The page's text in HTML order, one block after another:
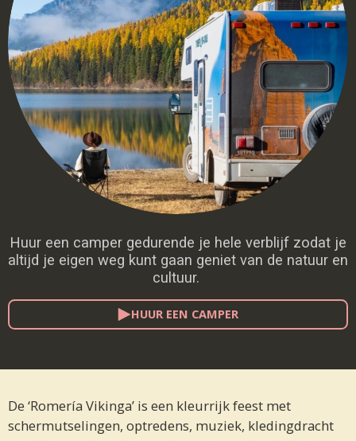
Huur een camper gedurende je hele verblijf zodat je
altijd je eigen weg kunt gaan geniet van de natuur en
cultuur.
HUUR EEN CAMPER
De ‘Romería Vikinga’ is een kleurrijk feest met
schermutselingen, optredens, muziek, kledingdracht